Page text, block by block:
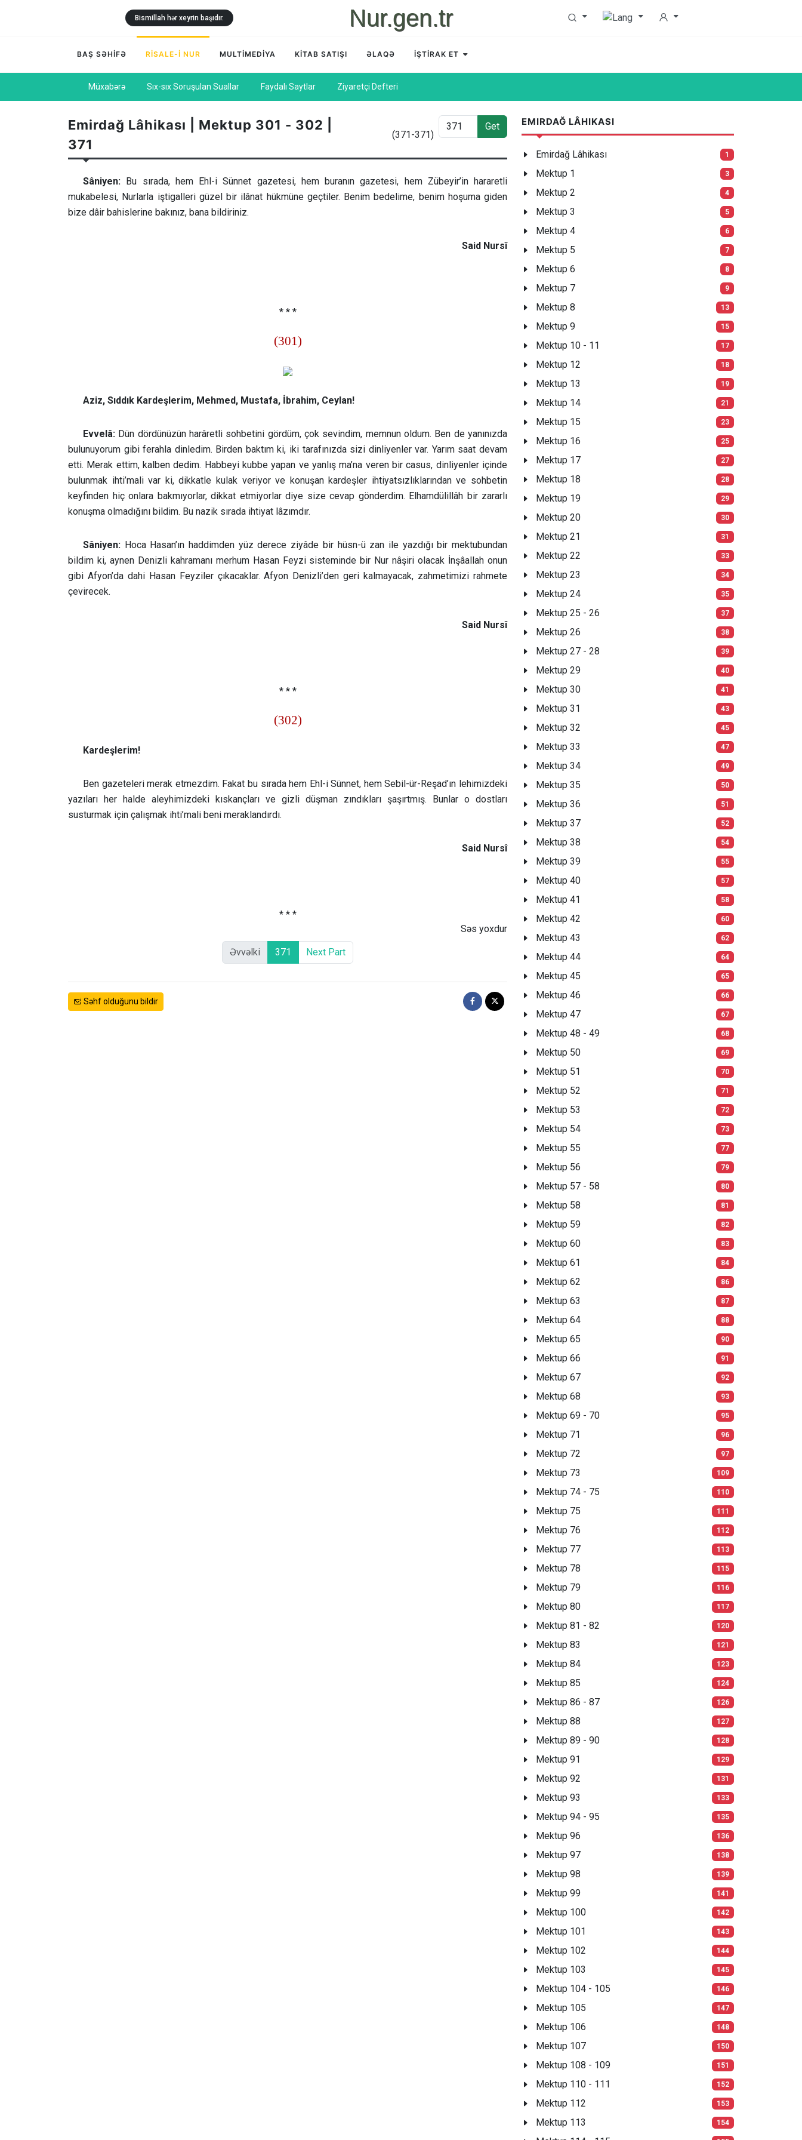
Nur.gen.tr
Bismillah hər xeyrin başıdır.
BAŞ SƏHİFƏ RİSALE-İ NUR MULTİMEDİYA KİTAB SATIŞI ƏLAQƏ İŞTİRAK ET
Müxabərə Sıx-sıx Soruşulan Suallar Faydalı Saytlar Ziyaretçi Defteri
Emirdağ Lâhikası | Mektup 301 - 302 |
371
(371-371)
Get
Sâniyen: Bu sırada, hem Ehl-i Sünnet gazetesi, hem buranın gazetesi, hem Zübeyir’in hararetli
mukabelesi, Nurlarla iştigalleri güzel bir ilânat hükmüne geçtiler. Benim bedelime, benim hoşuma giden
bize dâir bahislerine bakınız, bana bildiriniz.
Said Nursî
* * *
(301)
Aziz, Sıddık Kardeşlerim, Mehmed, Mustafa, İbrahim, Ceylan!
Evvelâ: Dün dördünüzün harâretli sohbetini gördüm, çok sevindim, memnun oldum. Ben de yanınızda
bulunuyorum gibi ferahla dinledim. Birden baktım ki, iki tarafınızda sizi dinliyenler var. Yarım saat devam
etti. Merak ettim, kalben dedim. Habbeyi kubbe yapan ve yanlış ma’na veren bir casus, dinliyenler içinde
bulunmak ihti’mali var ki, dikkatle kulak veriyor ve konuşan kardeşler ihtiyatsızlıklarından ve sohbetin
keyfinden hiç onlara bakmıyorlar, dikkat etmiyorlar diye size cevap gönderdim. Elhamdülillâh bir zararlı
konuşma olmadığını bildim. Bu nazik sırada ihtiyat lâzımdır.
Sâniyen: Hoca Hasan’ın haddimden yüz derece ziyâde bir hüsn-ü zan ile yazdığı bir mektubundan
bildim ki, aynen Denizli kahramanı merhum Hasan Feyzi sisteminde bir Nur nâşiri olacak İnşâallah onun
gibi Afyon’da dahi Hasan Feyziler çıkacaklar. Afyon Denizli’den geri kalmayacak, zahmetimizi rahmete
çevirecek.
Said Nursî
* * *
(302)
Kardeşlerim!
Ben gazeteleri merak etmezdim. Fakat bu sırada hem Ehl-i Sünnet, hem Sebil-ür-Reşad’ın lehimizdeki
yazıları her halde aleyhimizdeki kıskançları ve gizli düşman zındıkları şaşırtmış. Bunlar o dostları
susturmak için çalışmak ihti’mali beni meraklandırdı.
Said Nursî
* * *
Səs yoxdur
Əvvəlki 371 Next Part
Səhf olduğunu bildir
EMIRDAĞ LÂHIKASI
Emirdağ Lâhikası 1
Mektup 1 3
Mektup 2 4
Mektup 3 5
Mektup 4 6
Mektup 5 7
Mektup 6 8
Mektup 7 9
Mektup 8 13
Mektup 9 15
Mektup 10 - 11 17
Mektup 12 18
Mektup 13 19
Mektup 14 21
Mektup 15 23
Mektup 16 25
Mektup 17 27
Mektup 18 28
Mektup 19 29
Mektup 20 30
Mektup 21 31
Mektup 22 33
Mektup 23 34
Mektup 24 35
Mektup 25 - 26 37
Mektup 26 38
Mektup 27 - 28 39
Mektup 29 40
Mektup 30 41
Mektup 31 43
Mektup 32 45
Mektup 33 47
Mektup 34 49
Mektup 35 50
Mektup 36 51
Mektup 37 52
Mektup 38 54
Mektup 39 55
Mektup 40 57
Mektup 41 58
Mektup 42 60
Mektup 43 62
Mektup 44 64
Mektup 45 65
Mektup 46 66
Mektup 47 67
Mektup 48 - 49 68
Mektup 50 69
Mektup 51 70
Mektup 52 71
Mektup 53 72
Mektup 54 73
Mektup 55 77
Mektup 56 79
Mektup 57 - 58 80
Mektup 58 81
Mektup 59 82
Mektup 60 83
Mektup 61 84
Mektup 62 86
Mektup 63 87
Mektup 64 88
Mektup 65 90
Mektup 66 91
Mektup 67 92
Mektup 68 93
Mektup 69 - 70 95
Mektup 71 96
Mektup 72 97
Mektup 73 109
Mektup 74 - 75 110
Mektup 75 111
Mektup 76 112
Mektup 77 113
Mektup 78 115
Mektup 79 116
Mektup 80 117
Mektup 81 - 82 120
Mektup 83 121
Mektup 84 123
Mektup 85 124
Mektup 86 - 87 126
Mektup 88 127
Mektup 89 - 90 128
Mektup 91 129
Mektup 92 131
Mektup 93 133
Mektup 94 - 95 135
Mektup 96 136
Mektup 97 138
Mektup 98 139
Mektup 99 141
Mektup 100 142
Mektup 101 143
Mektup 102 144
Mektup 103 145
Mektup 104 - 105 146
Mektup 105 147
Mektup 106 148
Mektup 107 150
Mektup 108 - 109 151
Mektup 110 - 111 152
Mektup 112 153
Mektup 113 154